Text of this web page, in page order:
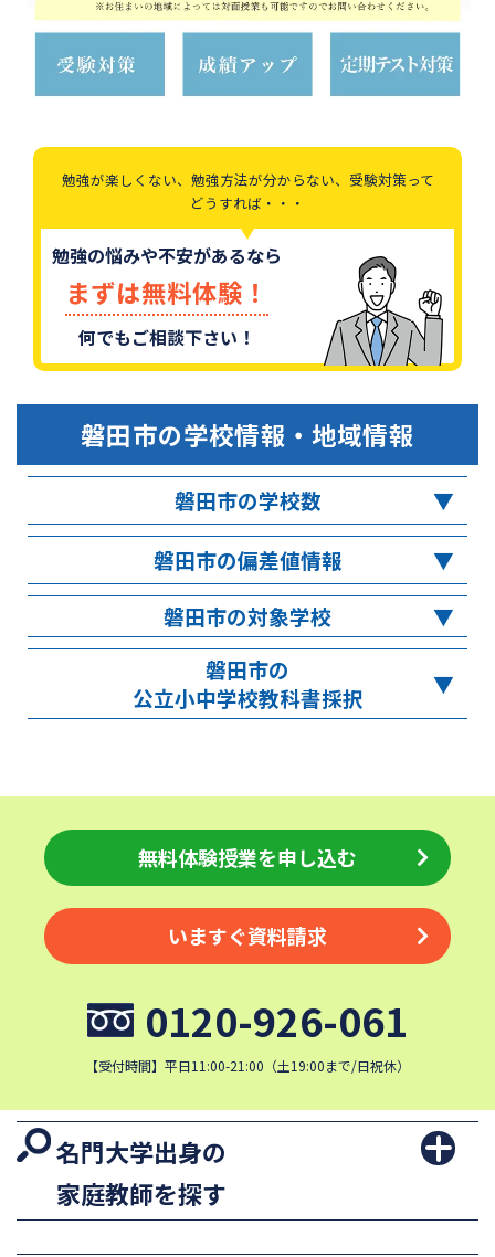
勉強が楽しくない、勉強方法が分からない、受験対策って
どうすれば・・・
勉強の悩みや不安があるなら
まずは無料体験！
何でもご相談下さい！
磐田市の学校情報・地域情報
磐田市の学校数
磐田市の偏差値情報
磐田市の対象学校
磐田市の
公立小中学校教科書採択
無料体験授業を申し込む
いますぐ資料請求
0120-926-061
【受付時間】平日11:00-21:00（土19:00まで/日祝休）
名門大学出身の
家庭教師を探す